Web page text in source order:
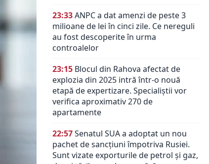
23:33ANPC a dat amenzi de peste 3
milioane de lei în cinci zile. Ce nereguli
au fost descoperite în urma
controalelor
23:15 Blocul din Rahova afectat de
explozia din 2025 intră într-o nouă
etapă de expertizare. Specialiștii vor
verifica aproximativ 270 de
apartamente
22:57Senatul SUA a adoptat un nou
pachet de sancțiuni împotriva Rusiei.
Sunt vizate exporturile de petrol și gaz,